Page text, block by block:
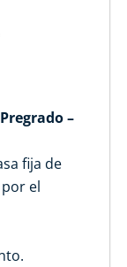
–
fija de
el